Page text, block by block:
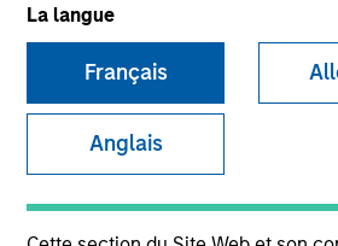
La langue
Français
Anglais
Global Liquidity
We offer investments across the
to meet a range of investors’
and capital preservation.